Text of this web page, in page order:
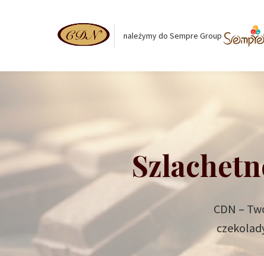
należymy do Sempre Group
CDN –